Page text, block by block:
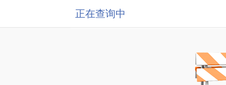
正在查询中